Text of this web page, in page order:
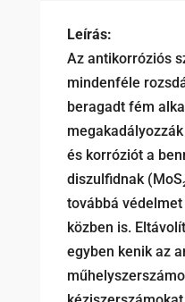
Leírás:
Az antikorróziós
mindenféle
beragadt fém
és korróziót a
diszulfidnak
továbbá
közben is.
egyben kenik az